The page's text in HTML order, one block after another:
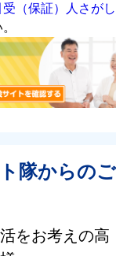
（保証）人さが
隊からのご
をお考えの高